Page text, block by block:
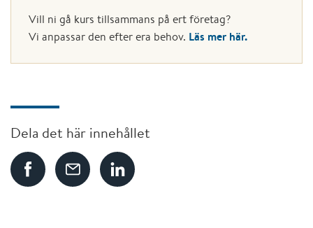
Vill ni gå kurs tillsammans på ert företag?
Vi anpassar den efter era behov. Läs mer här.
Dela det här innehållet